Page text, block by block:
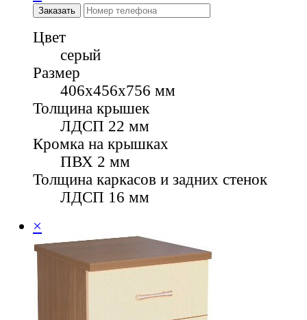
Заказать
Цвет
серый
Размер
406х456х756 мм
Толщина крышек
ЛДСП 22 мм
Кромка на крышках
ПВХ 2 мм
Толщина каркасов и задних стенок
ЛДСП 16 мм
×